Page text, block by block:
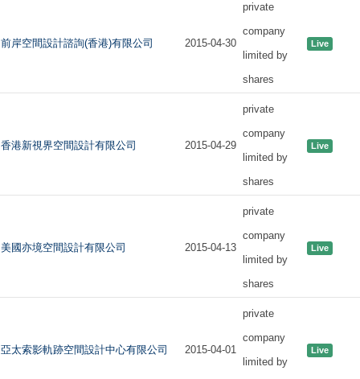
前岸空間設計諮詢(香港)有限公司 2015-04-30
private
company
limited by
shares
Live
香港新視界空間設計有限公司 2015-04-29
private
company
limited by
shares
Live
美國亦境空間設計有限公司 2015-04-13
private
company
limited by
shares
Live
亞太索影軌跡空間設計中心有限公司 2015-04-01
private
company
limited by
Live